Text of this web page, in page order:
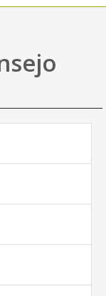
Utilidades
Mapa web
Ayuda